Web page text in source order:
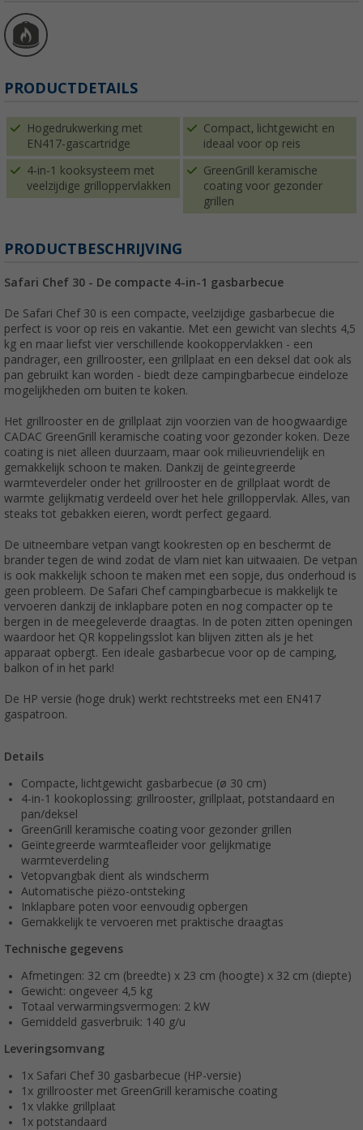
PRODUCTDETAILS
Hogedrukwerking met
EN417-gascartridge
Compact, lichtgewicht en
ideaal voor op reis
4-in-1 kooksysteem met
veelzijdige grilloppervlakken
GreenGrill keramische
coating voor gezonder
grillen
PRODUCTBESCHRIJVING
Safari Chef 30 - De compacte 4-in-1 gasbarbecue
De Safari Chef 30 is een compacte, veelzijdige gasbarbecue die
perfect is voor op reis en vakantie. Met een gewicht van slechts 4,5
kg en maar liefst vier verschillende kookoppervlakken - een
pandrager, een grillrooster, een grillplaat en een deksel dat ook als
pan gebruikt kan worden - biedt deze campingbarbecue eindeloze
mogelijkheden om buiten te koken.
Het grillrooster en de grillplaat zijn voorzien van de hoogwaardige
CADAC GreenGrill keramische coating voor gezonder koken. Deze
coating is niet alleen duurzaam, maar ook milieuvriendelijk en
gemakkelijk schoon te maken. Dankzij de geïntegreerde
warmteverdeler onder het grillrooster en de grillplaat wordt de
warmte gelijkmatig verdeeld over het hele grilloppervlak. Alles, van
steaks tot gebakken eieren, wordt perfect gegaard.
De uitneembare vetpan vangt kookresten op en beschermt de
brander tegen de wind zodat de vlam niet kan uitwaaien. De vetpan
is ook makkelijk schoon te maken met een sopje, dus onderhoud is
geen probleem. De Safari Chef campingbarbecue is makkelijk te
vervoeren dankzij de inklapbare poten en nog compacter op te
bergen in de meegeleverde draagtas. In de poten zitten openingen
waardoor het QR koppelingsslot kan blijven zitten als je het
apparaat opbergt. Een ideale gasbarbecue voor op de camping,
balkon of in het park!
De HP versie (hoge druk) werkt rechtstreeks met een EN417
gaspatroon.
Details
Compacte, lichtgewicht gasbarbecue (ø 30 cm)
4-in-1 kookoplossing: grillrooster, grillplaat, potstandaard en
pan/deksel
GreenGrill keramische coating voor gezonder grillen
Geïntegreerde warmteafleider voor gelijkmatige
warmteverdeling
Vetopvangbak dient als windscherm
Automatische piëzo-ontsteking
Inklapbare poten voor eenvoudig opbergen
Gemakkelijk te vervoeren met praktische draagtas
Technische gegevens
Afmetingen: 32 cm (breedte) x 23 cm (hoogte) x 32 cm (diepte)
Gewicht: ongeveer 4,5 kg
Totaal verwarmingsvermogen: 2 kW
Gemiddeld gasverbruik: 140 g/u
Leveringsomvang
1x Safari Chef 30 gasbarbecue (HP-versie)
1x grillrooster met GreenGrill keramische coating
1x vlakke grillplaat
1x potstandaard